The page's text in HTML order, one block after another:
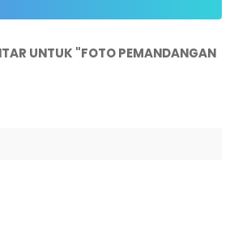
UNTUK "FOTO PEMANDANGAN